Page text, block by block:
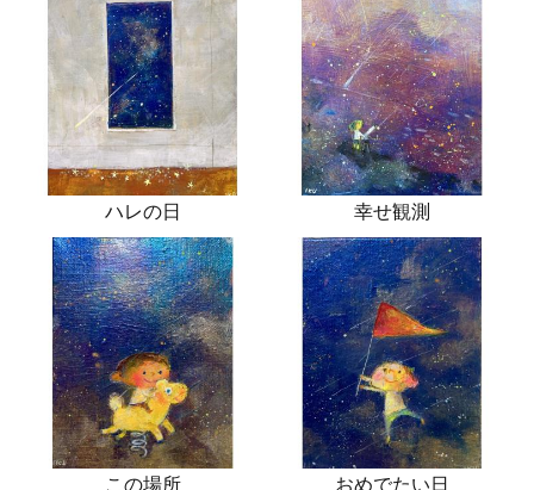
ハレの日 幸せ観測
この場所 おめでたい日